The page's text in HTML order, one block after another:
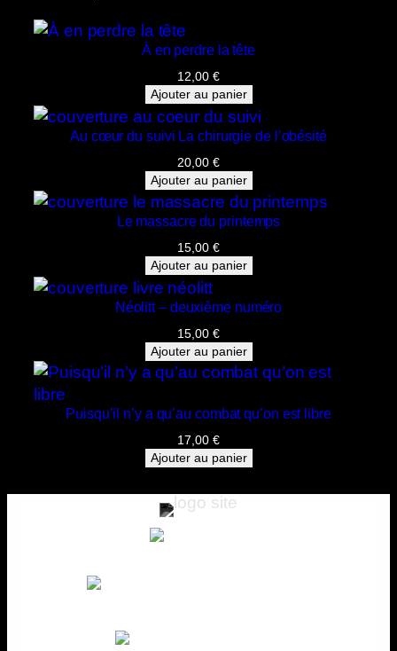
é
i
l
l
?
u
e
À en perdre la tête
12,00 €
Ajouter au panier
Au cœur du suivi La chirurgie de l’obésité
20,00 €
Ajouter au panier
Le massacre du printemps
15,00 €
Ajouter au panier
Néolitt – deuxième numéro
15,00 €
Ajouter au panier
Puisqu’il n’y a qu’au combat qu’on est libre
17,00 €
Ajouter au panier